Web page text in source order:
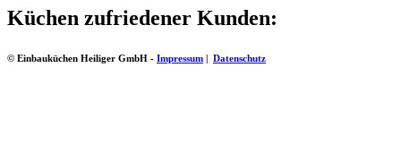
Küchen zufriedener Kunden:
© Einbauküchen Heiliger GmbH - Impressum | Datenschutz